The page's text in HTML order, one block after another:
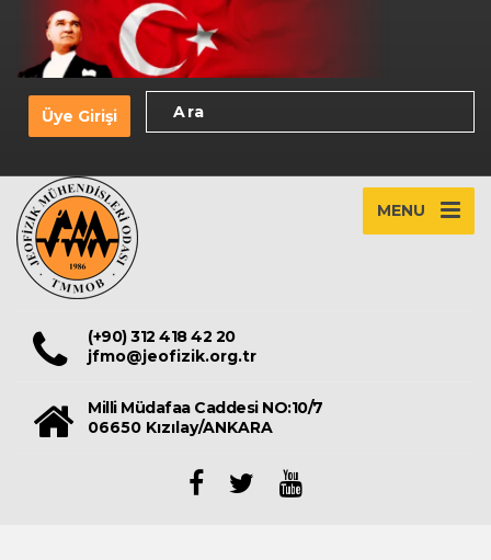
Üye Girişi
MENU
(+90) 312 418 42 20
jfmo@jeofizik.org.tr
Milli Müdafaa Caddesi NO:10/7
06650 Kızılay/ANKARA